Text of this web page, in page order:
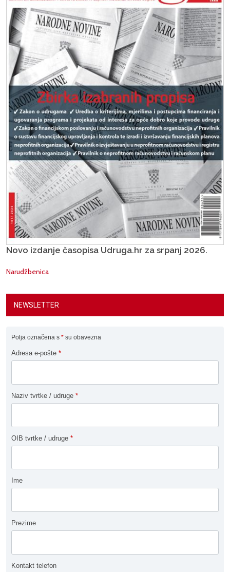
Novo izdanje časopisa Udruga.hr za srpanj 2026.
Narudžbenica
NEWSLETTER
Polja označena s * su obavezna
Adresa e-pošte *
Naziv tvrtke / udruge *
OIB tvrtke / udruge *
Ime
Prezime
Kontakt telefon